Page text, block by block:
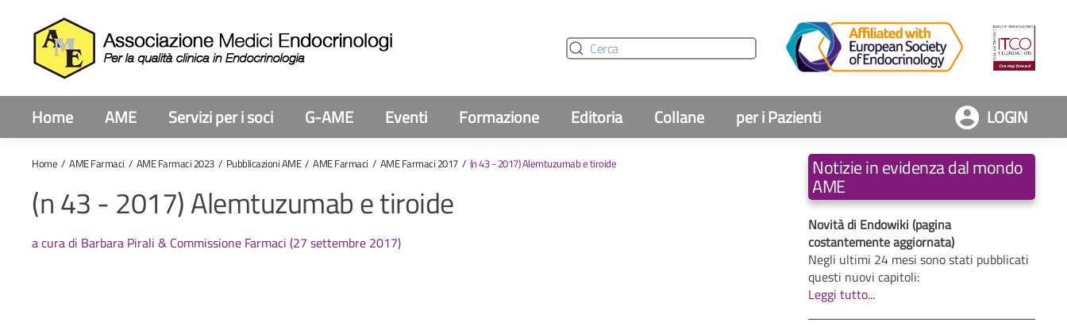
Home AME Servizi per i soci G-AME Eventi Formazione Editoria Collane per i Pazienti LOGIN
Home AME Farmaci AME Farmaci 2023 Pubblicazioni AME AME Farmaci AME Farmaci 2017 (n 43 - 2017) Alemtuzumab e tiroide
(n 43 - 2017) Alemtuzumab e tiroide
a cura di Barbara Pirali & Commissione Farmaci (27 settembre 2017)
Notizie in evidenza dal mondo
AME
Novità di Endowiki (pagina
costantemente aggiornata)
Negli ultimi 24 mesi sono stati pubblicati
questi nuovi capitoli:
Leggi tutto...